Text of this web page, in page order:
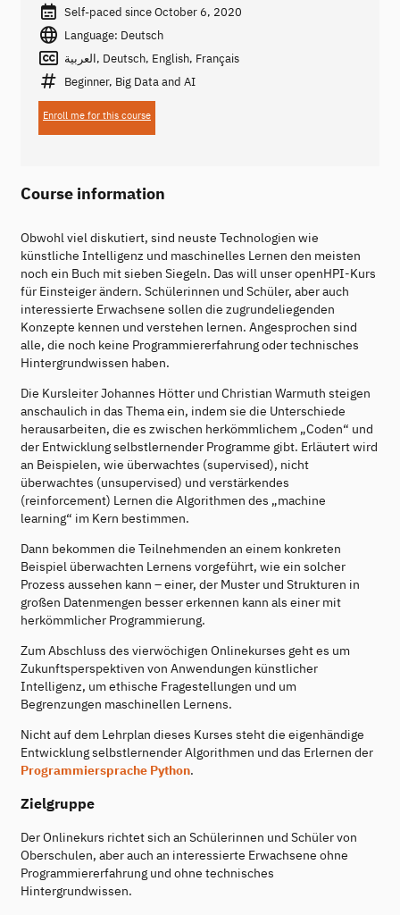
Self-paced since October 6, 2020
Language: Deutsch
العربية, Deutsch, English, Français
Beginner, Big Data and AI
Enroll me for this course
Course information
Obwohl viel diskutiert, sind neuste Technologien wie
künstliche Intelligenz und maschinelles Lernen den meisten
noch ein Buch mit sieben Siegeln. Das will unser openHPI-Kurs
für Einsteiger ändern. Schülerinnen und Schüler, aber auch
interessierte Erwachsene sollen die zugrundeliegenden
Konzepte kennen und verstehen lernen. Angesprochen sind
alle, die noch keine Programmiererfahrung oder technisches
Hintergrundwissen haben.
Die Kursleiter Johannes Hötter und Christian Warmuth steigen
anschaulich in das Thema ein, indem sie die Unterschiede
herausarbeiten, die es zwischen herkömmlichem „Coden“ und
der Entwicklung selbstlernender Programme gibt. Erläutert wird
an Beispielen, wie überwachtes (supervised), nicht
überwachtes (unsupervised) und verstärkendes
(reinforcement) Lernen die Algorithmen des „machine
learning“ im Kern bestimmen.
Dann bekommen die Teilnehmenden an einem konkreten
Beispiel überwachten Lernens vorgeführt, wie ein solcher
Prozess aussehen kann – einer, der Muster und Strukturen in
großen Datenmengen besser erkennen kann als einer mit
herkömmlicher Programmierung.
Zum Abschluss des vierwöchigen Onlinekurses geht es um
Zukunftsperspektiven von Anwendungen künstlicher
Intelligenz, um ethische Fragestellungen und um
Begrenzungen maschinellen Lernens.
Nicht auf dem Lehrplan dieses Kurses steht die eigenhändige
Entwicklung selbstlernender Algorithmen und das Erlernen der
Programmiersprache Python.
Zielgruppe
Der Onlinekurs richtet sich an Schülerinnen und Schüler von
Oberschulen, aber auch an interessierte Erwachsene ohne
Programmiererfahrung und ohne technisches
Hintergrundwissen.